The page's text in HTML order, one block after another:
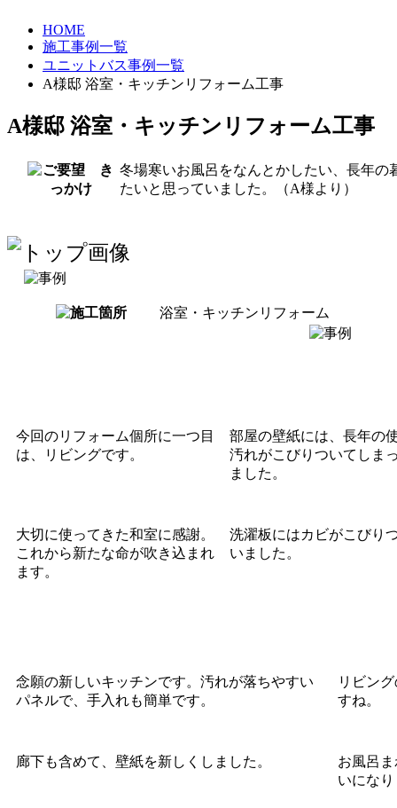
HOME
施工事例一覧
ユニットバス事例一覧
A様邸 浴室・キッチンリフォーム工事
A様邸 浴室・キッチンリフォーム工事
冬場寒いお風呂をなんとかしたい、長年の
たいと思っていました。（A様より）
浴室・キッチンリフォーム
今回のリフォーム個所に一つ目
は、リビングです。
部屋の壁紙には、長年の
汚れがこびりついてしま
ました。
大切に使ってきた和室に感謝。
これから新たな命が吹き込まれ
ます。
洗濯板にはカビがこびり
いました。
念願の新しいキッチンです。汚れが落ちやすい
パネルで、手入れも簡単です。
リビン
すね。
廊下も含めて、壁紙を新しくしました。
お風呂
いにな